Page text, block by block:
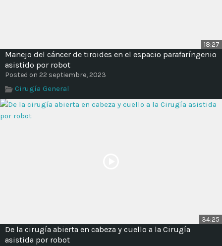
18:27
Manejo del cáncer de tiroides en el espacio parafaríngenio
asistido por robot
Posted on 22 septiembre, 2023
Cirugía General
34:25
De la cirugía abierta en cabeza y cuello a la Cirugía
asistida por robot